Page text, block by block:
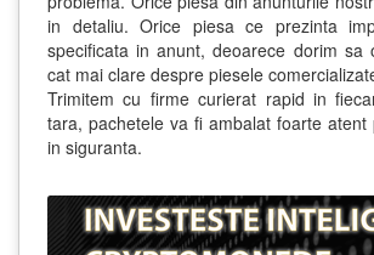
in detaliu. Orice piesa ce prezinta
specificata in anunt, deoarece dorim sa
cat mai clare despre piesele
Trimitem cu firme curierat rapid in
tara, pachetele va fi ambalat foarte
in siguranta.